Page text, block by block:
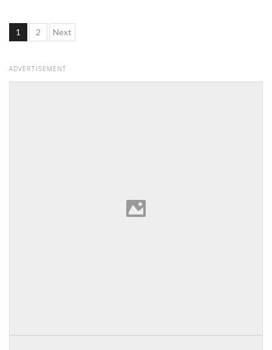
Posts
1 2 Next
ADVERTISEMENT